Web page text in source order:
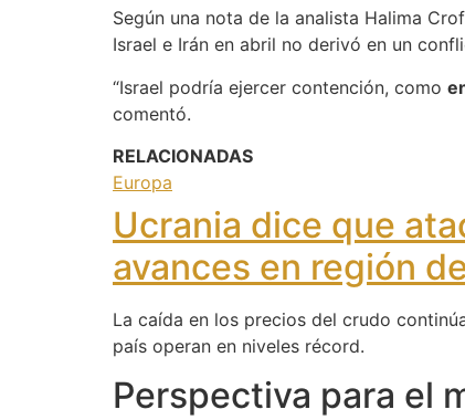
Según una nota de la analista Halima
Israel e Irán en abril no derivó en un
“Israel podría ejercer contención, como
comentó.
RELACIONADAS
Europa
Ucrania dice que
avances en región
La caída en los precios del crudo
país operan en niveles récord.
Perspectiva para el